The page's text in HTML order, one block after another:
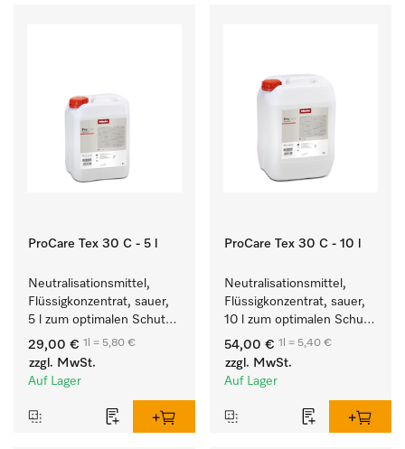
ProCare Tex 30 C - 5 l
Neutralisationsmittel,
Flüssigkonzentrat, sauer,
5 l zum optimalen Schutz
der Textilien durch
zuverlässige
Neutralisation.
29,00 € 1l = 5,80 €
zzgl. MwSt.
Auf Lager
ProCare Tex 30 C - 10 l
Neutralisationsmittel,
Flüssigkonzentrat, sauer,
10 l zum optimalen Schutz
der Textilien durch
zuverlässige
Neutralisation.
54,00 € 1l = 5,40 €
zzgl. MwSt.
Auf Lager